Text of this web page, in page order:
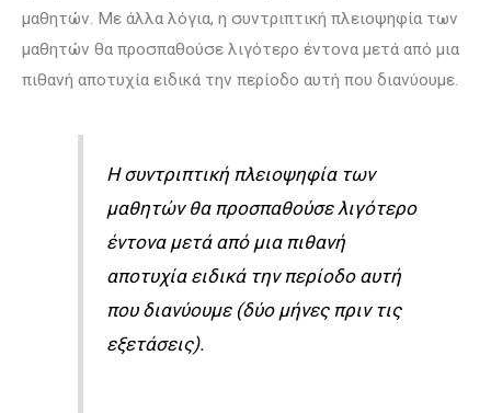
μαθητών. Με άλλα λόγια, η συντριπτική πλειοψηφία των
μαθητών θα προσπαθούσε λιγότερο έντονα μετά από μια
πιθανή αποτυχία ειδικά την περίοδο αυτή που διανύουμε.
Η συντριπτική πλειοψηφία των
μαθητών θα προσπαθούσε λιγότερο
έντονα μετά από μια πιθανή
αποτυχία ειδικά την περίοδο αυτή
που διανύουμε (δύο μήνες πριν τις
εξετάσεις).